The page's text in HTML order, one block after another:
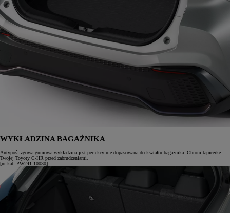
WYKŁADZINA BAGAŻNIKA
Antypoślizgowa gumowa wykładzina jest perfekcyjnie dopasowana do kształtu bagażnika. Chroni tapicerkę
Twojej Toyoty C-HR przed zabrudzeniami.
[nr kat. PW241-10030]